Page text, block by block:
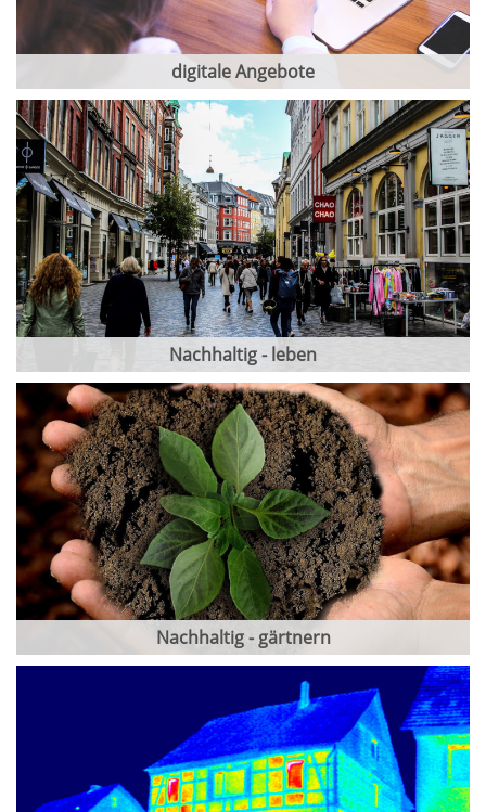
digitale Angebote
Nachhaltig - leben
Nachhaltig - gärtnern